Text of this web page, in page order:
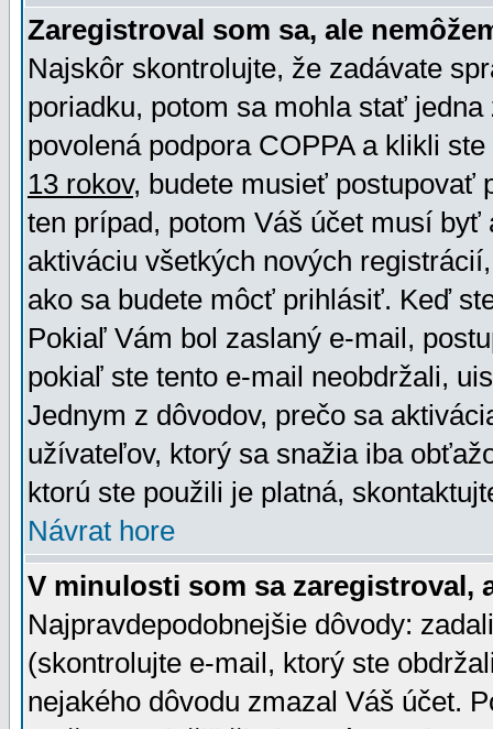
Zaregistroval som sa, ale
Najskôr skontrolujte, že zadávate
poriadku, potom sa mohla stať
povolená podpora COPPA a klikli
13 rokov, budete musieť postupovať
ten prípad, potom Váš účet musí
aktiváciu všetkých nových
ako sa budete môcť prihlásiť. Keď
Pokiaľ Vám bol zaslaný e-mail,
pokiaľ ste tento e-mail neobdržali,
Jednym z dôvodov, prečo sa
užívateľov, ktorý sa snažia iba
ktorú ste použili je platná,
Návrat hore
V minulosti som sa zaregistroval,
Najpravdepodobnejšie dôvody:
(skontrolujte e-mail, ktorý ste
nejakého dôvodu zmazal Váš účet.